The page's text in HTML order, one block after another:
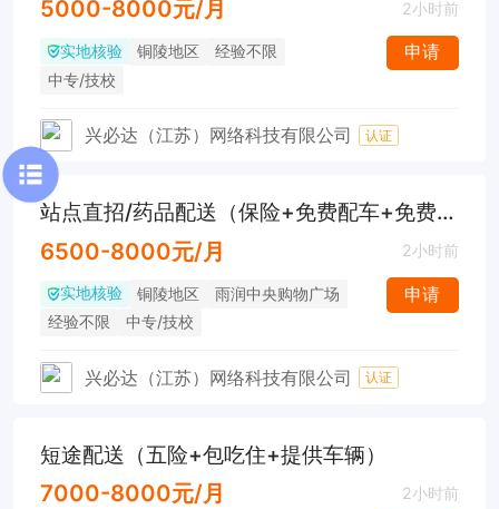
5000-8000元/月 2小时前
实地核验 铜陵地区
经验不限
中专/技校
申请
兴必达（江苏）网络科技有限公司 认证
站点直招/药品配送（保险+免费配车+免费培训）
6500-8000元/月 2小时前
实地核验 铜陵地区
雨润中央购物广场
经验不限
中专/技校
申请
兴必达（江苏）网络科技有限公司 认证
短途配送（五险+包吃住+提供车辆）
7000-8000元/月 2小时前